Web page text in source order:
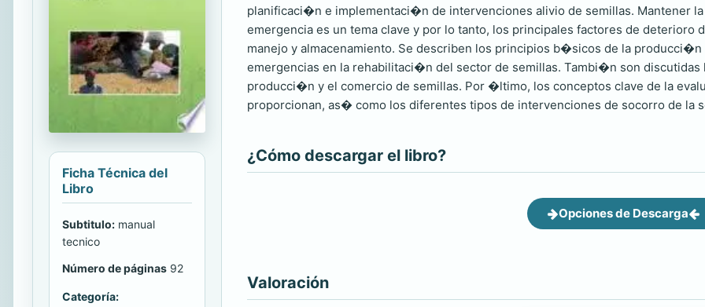
Ficha Técnica del
Libro
Subtitulo: manual
tecnico
Número de páginas 92
Categoría:
planificaci�n e implementaci�n de intervenciones alivio de semillas. Mantener
emergencia es un tema clave y por lo tanto, los principales factores de deterioro
manejo y almacenamiento. Se describen los principios b�sicos de la
emergencias en la rehabilitaci�n del sector de semillas. Tambi�n son discutidas
producci�n y el comercio de semillas. Por �ltimo, los conceptos clave de la
proporcionan, as� como los diferentes tipos de intervenciones de socorro de la
¿Cómo descargar el libro?
Opciones de Descarga
Valoración